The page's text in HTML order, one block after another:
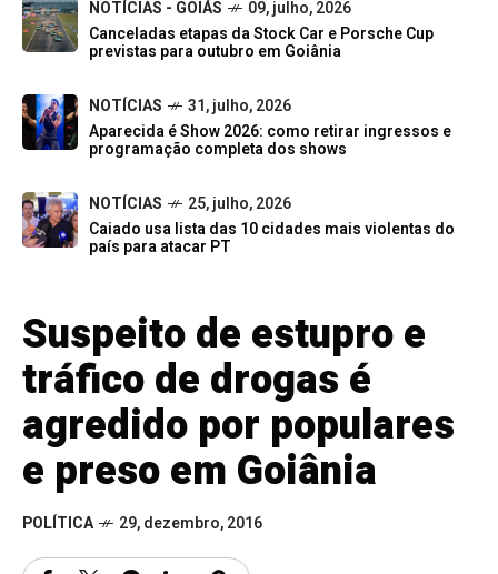
NOTÍCIAS - GOIÁS
09, julho, 2026
Canceladas etapas da Stock Car e Porsche Cup
previstas para outubro em Goiânia
NOTÍCIAS
31, julho, 2026
Aparecida é Show 2026: como retirar ingressos e
programação completa dos shows
NOTÍCIAS
25, julho, 2026
Caiado usa lista das 10 cidades mais violentas do
país para atacar PT
Suspeito de estupro e
tráfico de drogas é
agredido por populares
e preso em Goiânia
POLÍTICA 29, dezembro, 2016